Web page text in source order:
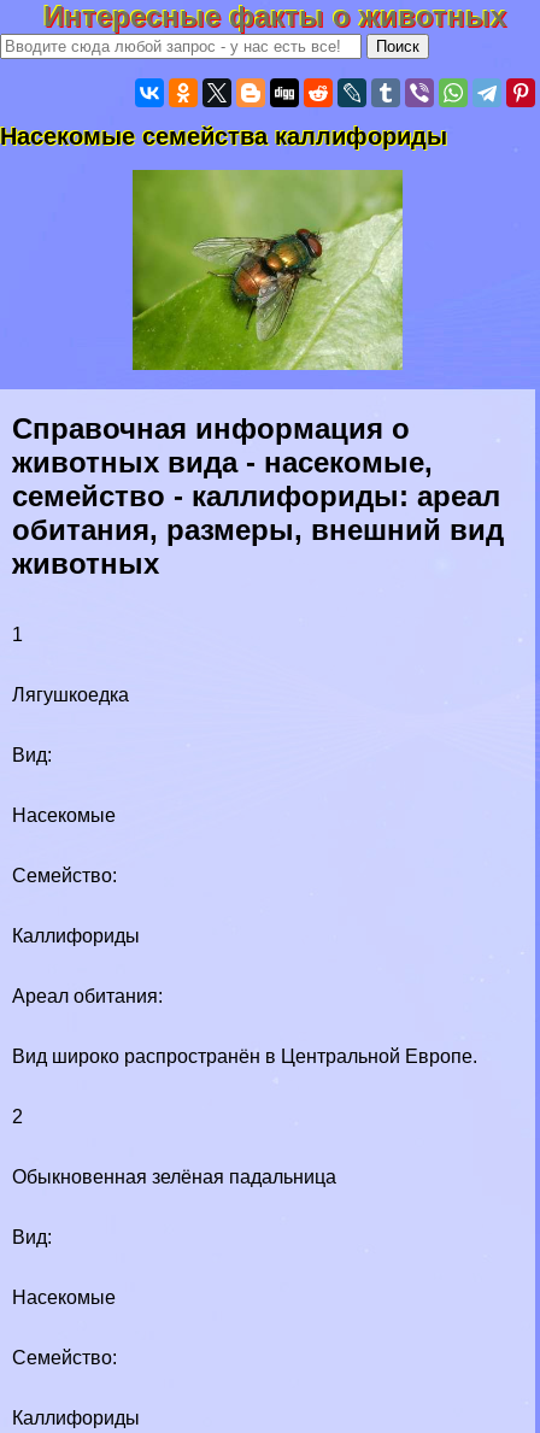
Интересные факты о животных
Насекомые семейства каллифориды
Справочная информация о
животных вида - насекомые,
семейство - каллифориды: ареал
обитания, размеры, внешний вид
животных
1
Лягушкоедка
Вид:
Насекомые
Семейство:
Каллифориды
Ареал обитания:
Вид широко распространён в Центральной Европе.
2
Обыкновенная зелёная падальница
Вид:
Насекомые
Семейство:
Каллифориды